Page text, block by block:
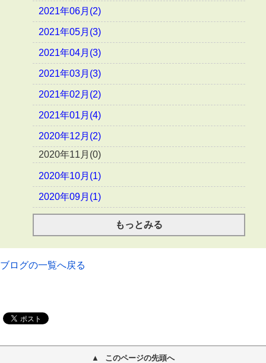
2021年06月(2)
2021年05月(3)
2021年04月(3)
2021年03月(3)
2021年02月(2)
2021年01月(4)
2020年12月(2)
2020年11月(0)
2020年10月(1)
2020年09月(1)
もっとみる
ブログの一覧へ戻る
このページの先頭へ